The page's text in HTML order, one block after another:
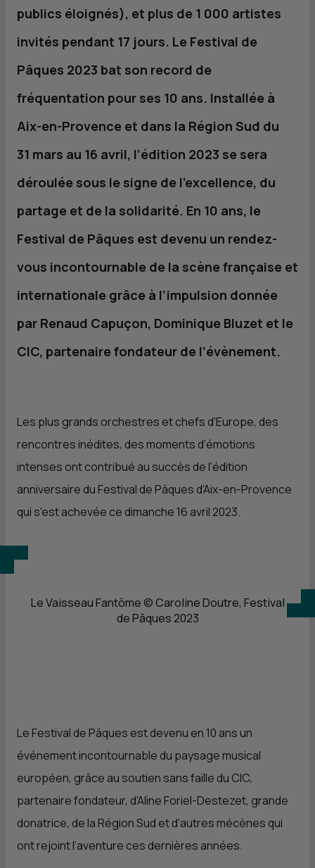
publics éloignés), et plus de 1 000 artistes
invités pendant 17 jours. Le Festival de
Pâques 2023 bat son record de
fréquentation pour ses 10 ans. Installée à
Aix-en-Provence et dans la Région Sud du
31 mars au 16 avril, l’édition 2023 se sera
déroulée sous le signe de l’excellence, du
partage et de la solidarité. En 10 ans, le
Festival de Pâques est devenu un rendez-
vous incontournable de la scène française et
internationale grâce à l’impulsion donnée
par Renaud Capuçon, Dominique Bluzet et le
CIC, partenaire fondateur de l’évènement.
Les plus grands orchestres et chefs d’Europe, des
rencontres inédites, des moments d’émotions
intenses ont contribué au succès de l’édition
anniversaire du Festival de Pâques d’Aix-en-Provence
qui s’est achevée ce dimanche 16 avril 2023.
Le Vaisseau Fantôme © Caroline Doutre, Festival
de Pâques 2023
Le Festival de Pâques est devenu en 10 ans un
événement incontournable du paysage musical
européen, grâce au soutien sans faille du CIC,
partenaire fondateur, d’Aline Foriel-Destezet, grande
donatrice, de la Région Sud et d’autres mécènes qui
ont rejoint l’aventure ces dernières années.